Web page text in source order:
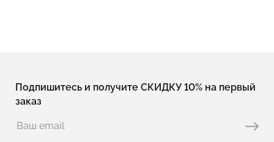
Подпишитесь и получите СКИДКУ 10% на первый
заказ